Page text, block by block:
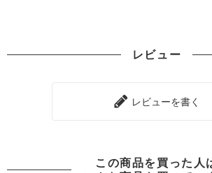
レビュー
レビューを書く
この商品を買った人